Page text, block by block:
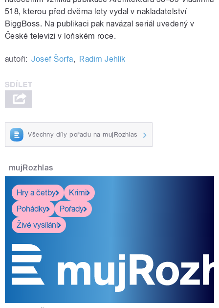
518, kterou před dvěma lety vydal v nakladatelství
BiggBoss. Na publikaci pak navázal seriál uvedený v
České televizi v loňském roce.
autoři: Josef Šorfa, Radim Jehlík
Všechny díly pořadu na mujRozhlas
mujRozhlas
Hry a četby
Krimi
Pohádky
Pořady
Živé vysílání